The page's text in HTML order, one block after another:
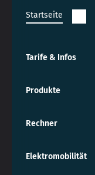
Startseite
Tarife & Infos
Produkte
Rechner
Elektromobilität